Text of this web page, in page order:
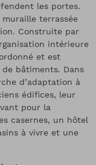
les portes.
muraille terrassée
Construite par
intérieure
et est
bâtiments. Dans
d’adaptation à
édifices, leur
pour la
casernes, un hôtel
à vivre et une